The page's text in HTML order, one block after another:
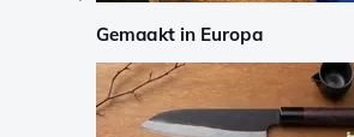
Gemaakt in Europa